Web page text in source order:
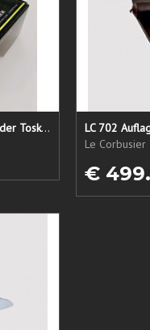
Lederpflege-Set ein Gruß aus der Toskana...
LC 702
Le Corbusier
€